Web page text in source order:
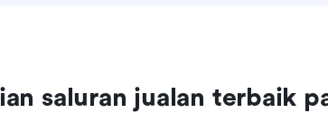
saluran jualan terbaik